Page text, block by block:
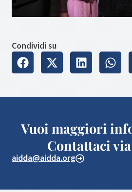
Condividi su
Vuoi maggiori
Contattaci
aidda@aidda.org